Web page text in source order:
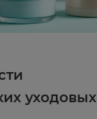
уходовых